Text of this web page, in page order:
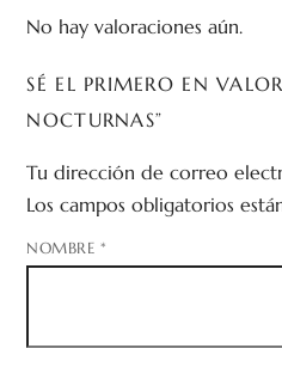
No hay valoraciones aún.
SÉ EL PRIMERO EN
NOCTURNAS”
Tu dirección de correo
Los campos obligatorios
NOMBRE *